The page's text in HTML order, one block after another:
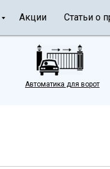
Акции Статьи о
Автоматика для ворот